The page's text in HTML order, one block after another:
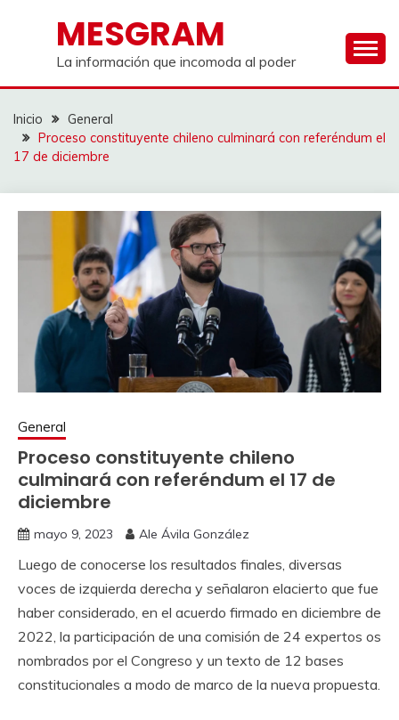
contenidoMESGRAM
La información que incomoda al poder
Inicio
General
Proceso constituyente chileno culminará con referéndum el
17 de diciembre
General
Proceso constituyente chileno
culminará con referéndum el 17 de
diciembre
mayo 9, 2023 Ale Ávila González
Luego de conocerse los resultados finales, diversas
voces de izquierda derecha y señalaron elacierto que fue
haber considerado, en el acuerdo firmado en diciembre de
2022, la participación de una comisión de 24 expertos os
nombrados por el Congreso y un texto de 12 bases
constitucionales a modo de marco de la nueva propuesta.